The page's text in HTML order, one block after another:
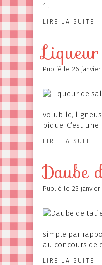
1...
LIRE LA SUITE
Publié le 26 janvier
volubile,
pique. C’est
LIRE LA SUITE
Daube
Publié le 23 janvier
simple par
au concours de
LIRE LA SUITE